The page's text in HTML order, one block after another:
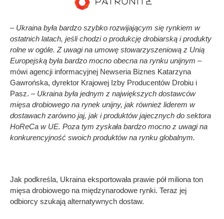
– Ukraina była bardzo szybko rozwijającym się rynkiem w
ostatnich latach, jeśli chodzi o produkcję drobiarską i produkty
rolne w ogóle. Z uwagi na umowę stowarzyszeniową z Unią
Europejską była bardzo mocno obecna na rynku unijnym –
mówi agencji informacyjnej Newseria Biznes Katarzyna
Gawrońska, dyrektor Krajowej Izby Producentów Drobiu i
Pasz. –Ukraina była jednym z największych dostawców
mięsa drobiowego na rynek unijny, jak również liderem w
dostawach zarówno jaj, jak i produktów jajecznych do sektora
HoReCa w UE. Poza tym zyskała bardzo mocno z uwagi na
konkurencyjność swoich produktów na rynku globalnym.
Jak podkreśla, Ukraina eksportowała prawie pół miliona ton
mięsa drobiowego na międzynarodowe rynki. Teraz jej
odbiorcy szukają alternatywnych dostaw.